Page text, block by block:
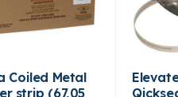
Coiled Metal
strip (67,05